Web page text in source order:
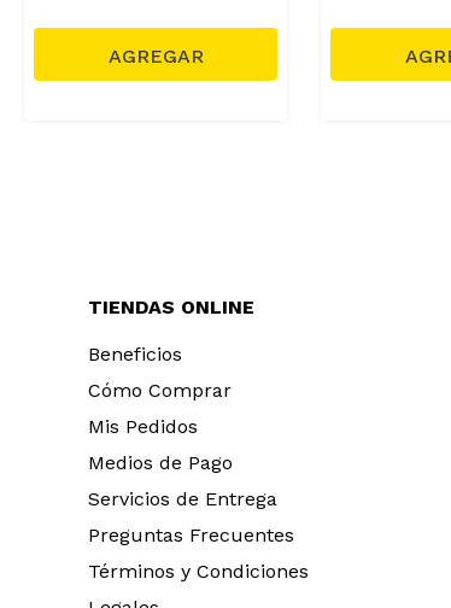
TIENDAS ONLINE
Beneficios
Cómo Comprar
Mis Pedidos
Medios de Pago
Servicios de Entrega
Preguntas Frecuentes
Términos y Condiciones